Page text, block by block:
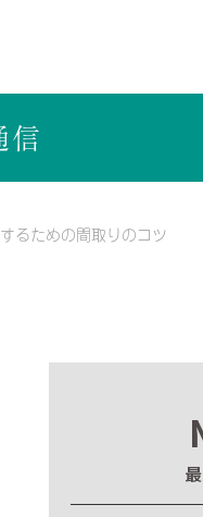
信
るための間取りのコツ